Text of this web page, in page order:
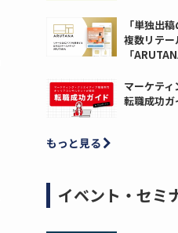
「単独出
複数リテー
「
マーケテ
転職成功ガ
もっと見る
イベント・セミ